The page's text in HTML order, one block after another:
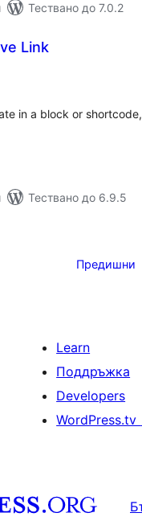
Тествано до 7.0.2
Link
in a block or
Тествано до 6.9.5
Предишни
Learn
Поддръжка
Developers
WordPress.tv